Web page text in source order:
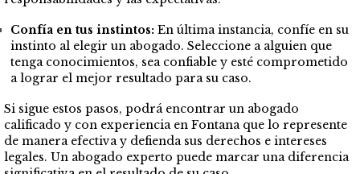
Confía en tus instintos: En última instancia, confíe en su
instinto al elegir un abogado. Seleccione a alguien que
tenga conocimientos, sea confiable y esté comprometido
a lograr el mejor resultado para su caso.
Si sigue estos pasos, podrá encontrar un abogado
calificado y con experiencia en Fontana que lo represente
de manera efectiva y defienda sus derechos e intereses
legales. Un abogado experto puede marcar una diferencia